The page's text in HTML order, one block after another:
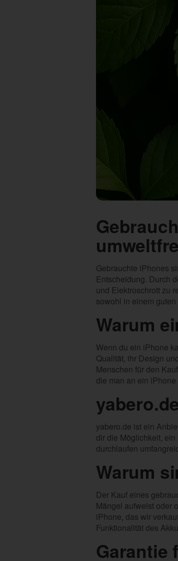
Gebrauchte iPhones
Entscheidung. Durch
und Elektroschrott zu
sowohl in einem
Warum
Wenn du ein iPhone
Qualität, ihr Design
Menschen für den
die man an ein
yabero.de ist ein
dir die Möglichkeit,
durchlaufen
Warum
Der Kauf eines
Mängel aufweist oder
iPhone, das wir
Funktionalität des
Garantie